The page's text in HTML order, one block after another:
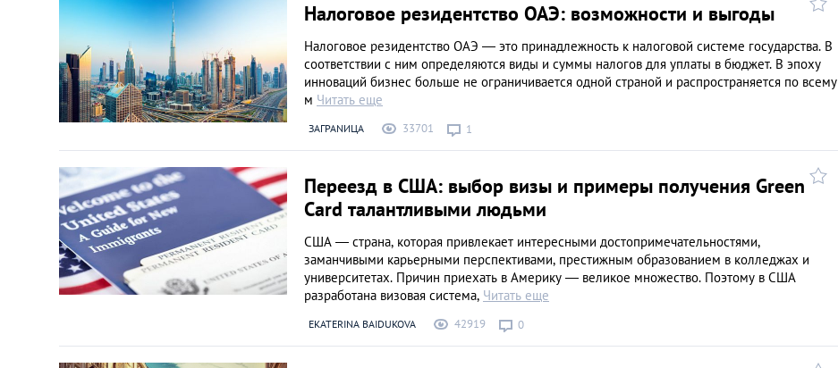
Налоговое резидентство ОАЭ: возможности и выгоды
Налоговое резидентство ОАЭ — это принадлежность к налоговой системе государства. В
соответствии с ним определяются виды и суммы налогов для уплаты в бюджет. В эпоху
инноваций бизнес больше не ограничивается одной страной и распространяется по всему
м Читать еще
ЗАГРАNИЦА 33701 1
Переезд в США: выбор визы и примеры получения Green
Card талантливыми людьми
США — страна, которая привлекает интересными достопримечательностями,
заманчивыми карьерными перспективами, престижным образованием в колледжах и
университетах. Причин приехать в Америку — великое множество. Поэтому в США
разработана визовая система, Читать еще
EKATERINA BAIDUKOVA 42919 0